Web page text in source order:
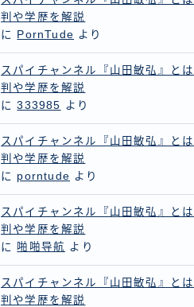
判や学歴を解説
に
PornTude より
スパイチャンネル『山田敏弘』と
判や学歴を解説
に333985 より
スパイチャンネル『山田敏弘』と
判や学歴を解説
に porntude より
スパイチャンネル『山田敏弘』と
判や学歴を解説
に 啪啪导航 より
スパイチャンネル『山田敏弘』と
判や学歴を解説